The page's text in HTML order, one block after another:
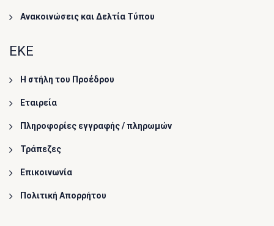
Ανακοινώσεις και Δελτία Τύπου
ΕΚΕ
Η στήλη του Προέδρου
Εταιρεία
Πληροφορίες εγγραφής / πληρωμών
Τράπεζες
Επικοινωνία
Πολιτική Απορρήτου